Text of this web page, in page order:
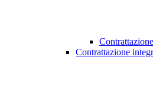
Contrattazione